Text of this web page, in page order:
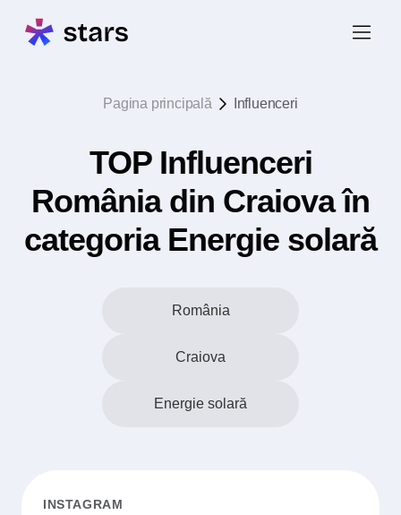
Pagina principală Influenceri
TOP Influenceri
România din Craiova în
categoria Energie solară
România
Craiova
Energie solară
INSTAGRAM